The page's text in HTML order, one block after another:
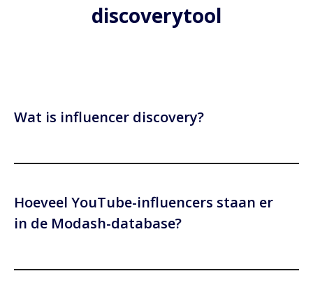
discoverytool
Wat is influencer discovery?
Hoeveel YouTube-influencers staan er
in de Modash-database?